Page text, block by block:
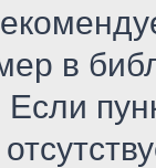
в
Если